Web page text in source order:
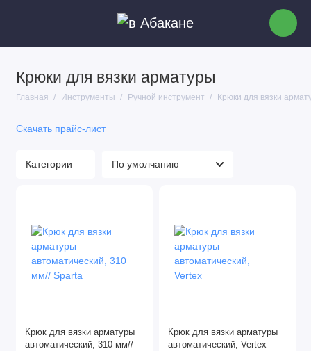
Крюки для вязки арматуры
Главная Инструменты Ручной инструмент Крюки для вязки
Сварочные аппараты для пластиковых труб
Измерительный инструмент
Все для пайки
Адаптеры и переходники для сверлильных
патронов
Домкраты
Скачать прайс-лист
Категории
Крюк для вязки арматуры
автоматический, 310 мм//
Крюк для вязки арматуры
автоматический, Vertex